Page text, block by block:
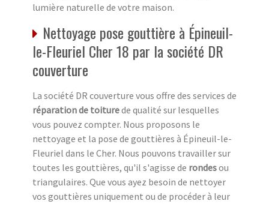
lumière naturelle de votre maison.
Nettoyage pose gouttière à Épineuil-
le-Fleuriel Cher 18 par la société DR
couverture
La société DR couverture vous offre des services de
réparation de toiturede qualité sur lesquelles
vous pouvez compter. Nous proposons le
nettoyage et la pose de gouttières à Épineuil-le-
Fleuriel dans le Cher. Nous pouvons travailler sur
toutes les gouttières, qu'il s'agisse de rondesou
triangulaires. Que vous ayez besoin de nettoyer
vos gouttières uniquement ou de procéder à leur